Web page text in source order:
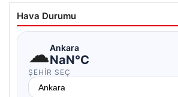
Hava Durumu
☁Ankara
NaN°C
ŞEHIR SEÇ